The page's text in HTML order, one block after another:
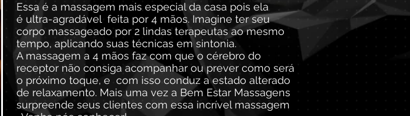
Essa é a massagem mais especial da casa pois ela
é ultra-agradável feita por 4 mãos. Imagine ter seu
corpo massageado por 2 lindas terapeutas ao mesmo
tempo, aplicando suas técnicas em sintonia.
A massagem a 4 mãos faz com que o cérebro do
receptor não consiga acompanhar ou prever como será
o próximo toque, e com isso conduz a estado alterado
de relaxamento. Mais uma vez a Bem Estar Massagens
surpreende seus clientes com essa incrível massagem